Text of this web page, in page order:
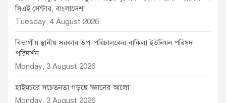
সিএই সেন্টার, বাংলাদেশ’
Tuesday, 4 August 2026
বিভাগীয় স্থানীয় সরকার উপ-পরিচালকের বাকিলা ইউনিয়ন পরিষদ
পরিদর্শন
Monday, 3 August 2026
হাইমচরে সচেতনতা গড়ছে ‘জ্ঞানের আলো’
Monday, 3 August 2026